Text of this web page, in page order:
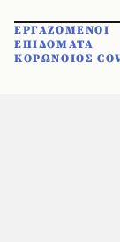
ΕΡΓΑΖΟΜΕΝΟΙ
ΕΠΙΔΟΜΑΤΑ
ΚΟΡΩΝΟΙΟΣ